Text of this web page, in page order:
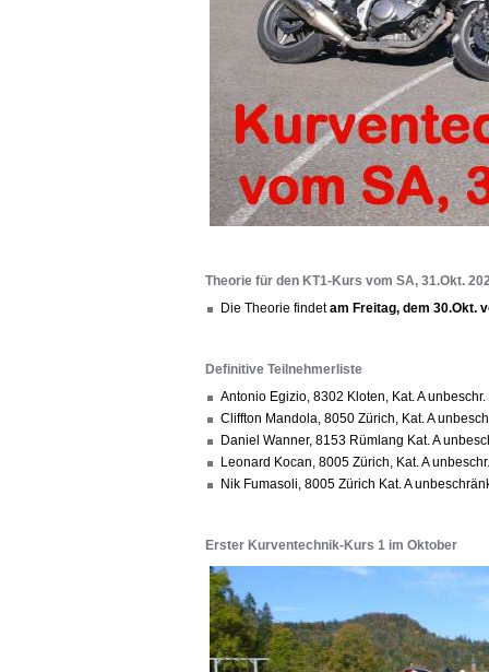
Theorie für den KT1-Kurs vom SA, 31.Okt.
Die Theorie findetam Freitag, dem 30.Okt.
Definitive Teilnehmerliste
Antonio Egizio, 8302 Kloten, Kat. A
Cliffton Mandola, 8050 Zürich, Kat. A
Daniel Wanner, 8153 Rümlang Kat. A
Leonard Kocan, 8005 Zürich, Kat. A
Nik Fumasoli, 8005 Zürich Kat. A
Erster Kurventechnik-Kurs 1 im Oktober